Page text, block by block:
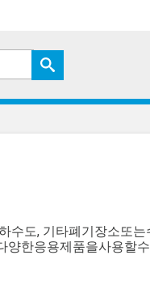
도, 기타폐기장소또
한응용제품을사용할